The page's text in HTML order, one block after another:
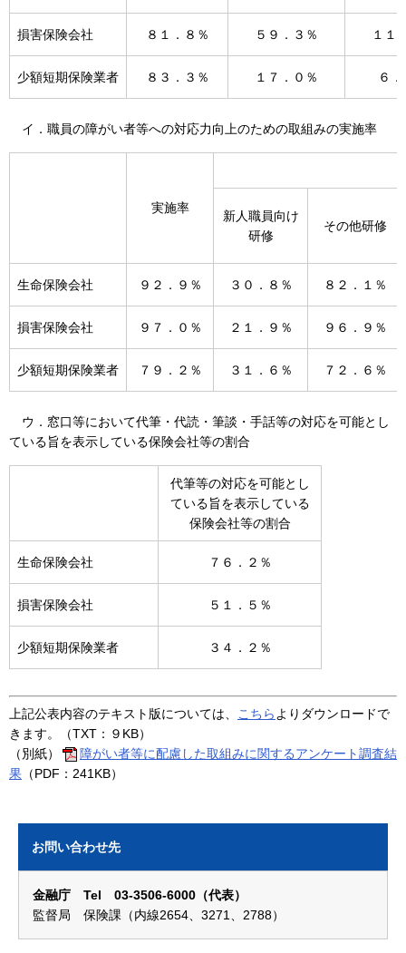
損害保険会社 ８１．８％ ５９．３％ １１
少額短期保険業者 ８３．３％ １７．０％ ６
イ．職員の障がい者等への対応力向上のための取組みの実施率
実施率
新人職員向け
研修
その他研修
生命保険会社 ９２．９％ ３０．８％ ８２．１％
損害保険会社 ９７．０％ ２１．９％ ９６．９％
少額短期保険業者 ７９．２％ ３１．６％ ７２．６％
ウ．窓口等において代筆・代読・筆談・手話等の対応を可能とし
ている旨を表示している保険会社等の割合
代筆等の対応を可能とし
ている旨を表示している
保険会社等の割合
生命保険会社 ７６．２％
損害保険会社 ５１．５％
少額短期保険業者 ３４．２％
上記公表内容のテキスト版については、 こちらよりダウンロードで
きます。（TXT：９KB）
（別紙）
障がい者等に配慮した取組みに関するアンケート調査結
果 （PDF：241KB）
お問い合わせ先
金融庁 Tel 03-3506-6000（代表）
監督局 保険課（内線2654、3271、2788）